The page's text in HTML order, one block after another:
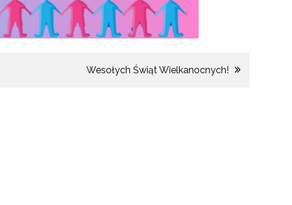
Wesołych Świąt Wielkanocnych!